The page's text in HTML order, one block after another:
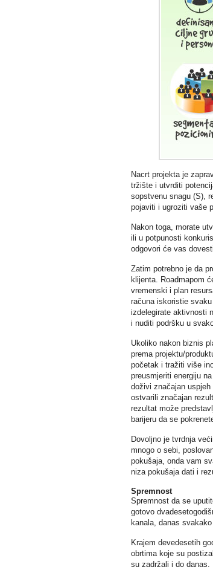
Nacrt projekta je
tržište i utvrditi
sopstvenu snagu (S),
pojaviti i ugroziti vaše
Nakon toga, morate
ili u potpunosti
odgovori će vas
Zatim potrebno je da
klijenta. Roadmapom
vremenski i plan
računa iskoristie
izdelegirate aktivnosti
i nuditi podršku u
Ukoliko nakon biznis
prema projektu/
početak i tražiti više
preusmjeriti energiju
doživi značajan
ostvarili značajan
rezultat može
barijeru da se
Dovoljno je tvrdnja
mnogo o sebi,
pokušaja, onda vam
niza pokušaja dati i
Spremnost
Spremnost da se
gotovo
kanala, danas
Krajem devedesetih
obrtima koje su
su zadržali i do danas.